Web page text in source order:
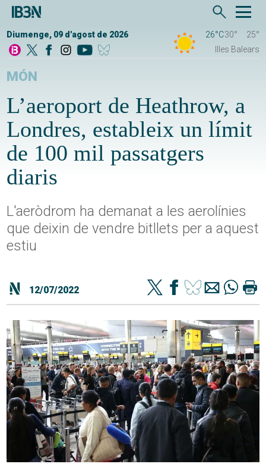
Diumenge, 09 d'agost de 2026 26°C30°
25°
Illes Balears
MÓN
L’aeroport de Heathrow, a
Londres, estableix un límit
de 100 mil passatgers
diaris
L'aeròdrom ha demanat a les aerolínies
que deixin de vendre bitllets per a aquest
estiu
12/07/2022